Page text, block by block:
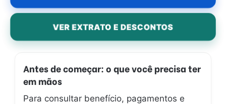
VER EXTRATO E DESCONTOS
Antes de começar: o que você precisa ter
em mãos
Para consultar benefício, pagamentos e